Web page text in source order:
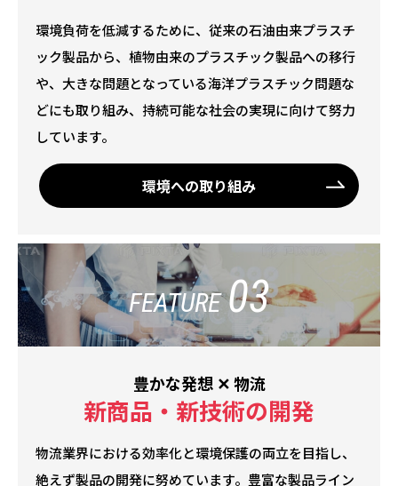
環境負荷を低減するために、従来の石油由来プラスチ
ック製品から、植物由来のプラスチック製品への移行
や、大きな問題となっている海洋プラスチック問題な
どにも取り組み、持続可能な社会の実現に向けて努力
しています。
環境への取り組み
FEATURE 03
豊かな発想 ✕ 物流
新商品・新技術の開発
物流業界における効率化と環境保護の両立を目指し、
絶えず製品の開発に努めています。豊富な製品ライン